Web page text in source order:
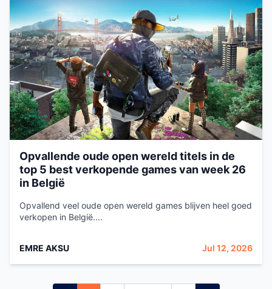
Opvallende oude open wereld titels in de
top 5 best verkopende games van week 26
in België
Opvallend veel oude open wereld games blijven heel goed
verkopen in België....
EMRE AKSU Jul 12, 2026